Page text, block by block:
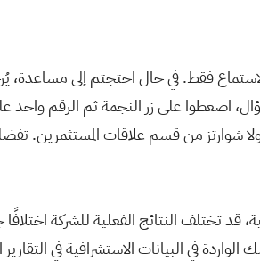
الإسكندرية للربع الأول من عام ٢٠٢٦. جميع المشاركين في وضع الاستماع فقط.
اضغطوا على زر النجمة ثم الرقم واحد
شوارتز من قسم علاقات المستثمرين.
قد تختلف النتائج الفعلية للشركة
في البيانات الاستشرافية في التقارير